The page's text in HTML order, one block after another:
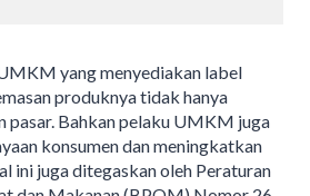
yang menyediakan label
produknya tidak hanya
pasar. Bahkan pelaku UMKM juga
konsumen dan meningkatkan
ini juga ditegaskan oleh Peraturan